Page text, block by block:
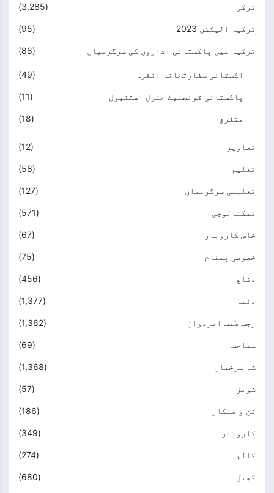
ترکی (3,285)
ترکیہ الیکشن 2023 (95)
ترکیہ میں پاکستانی اداروں کی سرگرمیاں (88)
اکستانی سفارتخانہ انقرہ (49)
پاکستانی قونصلیٹ جنرل استنبول (11)
متفرق (18)
تصاویر (12)
تعلیم (58)
تعلیمی سرگرمیاں (127)
ٹیکنالوجی (571)
خاص کاروبار (67)
خصوصی پیغام (75)
دفاع (456)
دنیا (1,377)
رجب طیب ایردوان (1,362)
سیاحت (69)
شہ سرخیاں (1,368)
شوبز (57)
فن و فنکار (186)
کاروبار (349)
کالم (274)
کھیل (680)